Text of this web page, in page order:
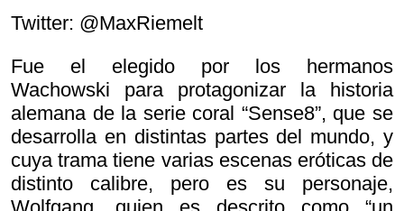
Twitter: @MaxRiemelt
Fue el elegido por los hermanos
Wachowski para protagonizar la historia
alemana de la serie coral “Sense8”, que se
desarrolla en distintas partes del mundo, y
cuya trama tiene varias escenas eróticas de
distinto calibre, pero es su personaje,